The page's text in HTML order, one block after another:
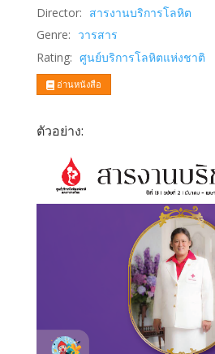
Director: สารงานบริการโลหิต
Genre: วารสาร
Rating: ศูนย์บริการโลหิตแห่งชาติ
อ่านหนังสือ
ตัวอย่าง: